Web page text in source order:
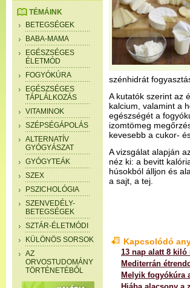
TÉMÁINK
BETEGSÉGEK
BABA-MAMA
EGÉSZSÉGES
ÉLETMÓD
FOGYÓKÚRA
EGÉSZSÉGES
TÁPLÁLKOZÁS
VITAMINOK
SZÉPSÉGÁPOLÁS
ALTERNATÍV
GYÓGYÁSZAT
GYÓGYTEÁK
SZEX
PSZICHOLÓGIA
SZENVEDÉLY-
BETEGSÉGEK
SZTÁR-ÉLETMÓDI
KÜLÖNÖS SORSOK
AZ
ORVOSTUDOMÁNY
TÖRTÉNETÉBŐL
szénhidrát
A kutatók szerint az
kalcium, valamint a
egészségét a
izomtömeg
kevesebb a cukor-
A vizsgálat alapján
néz ki: a bevitt
húsokból álljon és
a sajt, a tej.
Kapcsolódó
13 nap alatt 8
Mediterrán
Melyik fogyókúra